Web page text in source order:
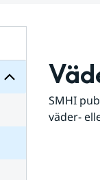
för
SMHI
väder-